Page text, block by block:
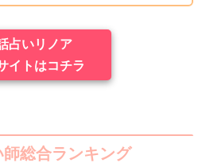
占いリノア
イトはコチラ
師総合ランキング